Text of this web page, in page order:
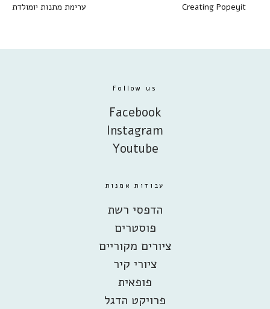
Creating Popeyit
ערימת מתנות יומולדת
Follow us
Facebook
Instagram
Youtube
עבודות אמנות
הדפסי רשת
פוסטרים
ציורים מקוריים
ציורי קיר
פופאית
פרויקט הדגל